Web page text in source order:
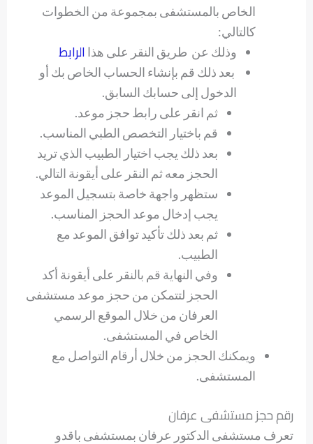
الخاص بالمستشفى بمجموعة من الخطوات
كالتالي:
وذلك عن طريق النقر على هذا الرابط
بعد ذلك قم بإنشاء الحساب الخاص بك أو
الدخول إلى حسابك السابق.
ثم انقر على رابط حجز موعد.
قم باختيار التخصص الطبي المناسب.
بعد ذلك يجب اختيار الطبيب الذي تريد
الحجز معه ثم النقر على أيقونة التالي.
ستظهر واجهة خاصة بتسجيل الموعد
يجب إدخال موعد الحجز المناسب.
ثم بعد ذلك تأكيد توافق الموعد مع
الطبيب.
وفي النهاية قم بالنقر على أيقونة أكد
الحجز لتتمكن من حجز موعد مستشفى
العرفان من خلال الموقع الرسمي
الخاص في المستشفى.
ويمكنك الحجز من خلال أرقام التواصل مع
المستشفى.
رقم حجز مستشفى عرفان
تعرف مستشفى الدكتور عرفان بمستشفى باقدو